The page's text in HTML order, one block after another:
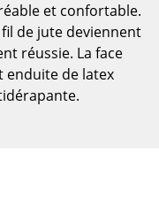
et confortable.
de jute deviennent
réussie. La face
enduite de latex